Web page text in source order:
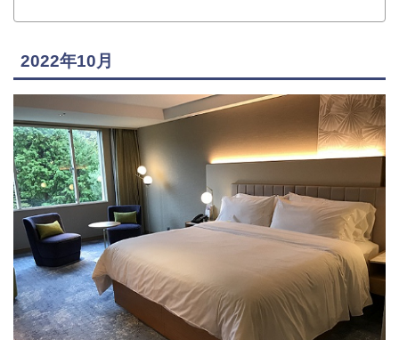
2022年10月